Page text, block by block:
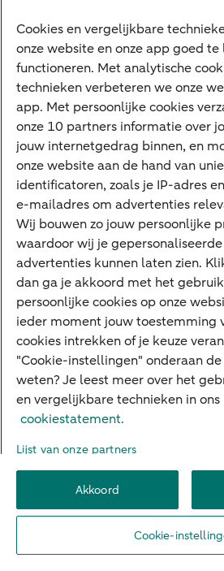
voor geschatte uitgaven aan auto’s en
categorieën van Figuur 1 valt vanwege de
in de volgende alinea genoemde totaal.
4
Schatting ABN AMRO op basis van
voor de Statistiek. Bestedingen zijn
2015.
5
PaaS-bedrijven en ondersteunde bedrijven,
Verkoop, gebruik en afgedankte
apparatuur, 1995-2018, CLO.
7
Parlement wil Europese consument ‘recht
Europees Parlement.
8
Besluit regeling voor uitgebreide
Rijksoverheid.
Eerste ‘true price’-roos te koop, Hivos.
Tags
Rapport Sectoroverstijgend
Duurzaamheid
Cookies en vergelijkbare
onze website en onze app goed
functioneren. Met analytische
technieken verbeteren we onze
app. Met persoonlijke cookies
onze 10 partners informatie over
jouw internetgedrag binnen, en
onze website aan de hand van
identificatoren, zoals je IP-adres
e-mailadres om advertenties
Wij bouwen zo jouw persoonlijke
waardoor wij je
advertenties kunnen laten zien.
dan ga je akkoord met het
persoonlijke cookies op onze
ieder moment jouw toestemming
cookies intrekken of je keuze
"Cookie-instellingen" onderaan
weten? Je leest meer over het
en vergelijkbare technieken in ons
cookiestatement.
Lijst van onze partners
Akkoord
Cookie-